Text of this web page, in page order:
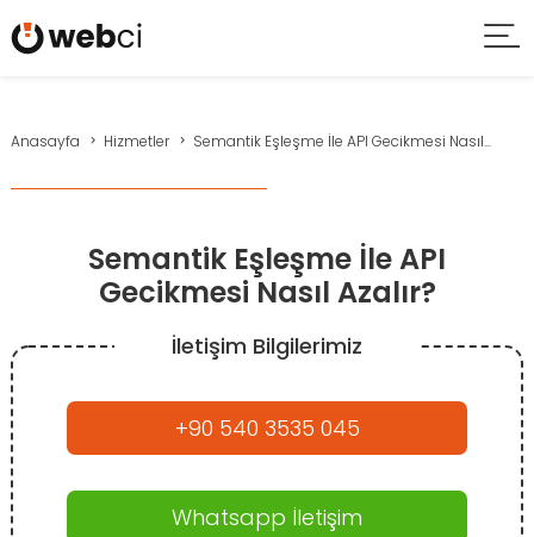
Anasayfa Hizmetler Semantik Eşleşme İle API Gecikmesi Nasıl...
Semantik Eşleşme İle API
Gecikmesi Nasıl Azalır?
İletişim Bilgilerimiz
+90 540 3535 045
Whatsapp İletişim